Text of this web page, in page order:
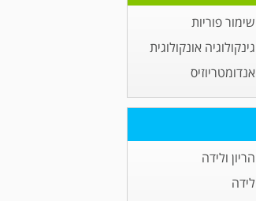
שימור פוריות
גינקולוגיה אונקולוגית
אנדומטריוזיס
הריון ולידה
לידה